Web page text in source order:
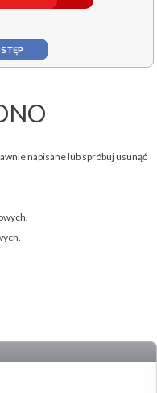
napisane lub spróbuj usunąć